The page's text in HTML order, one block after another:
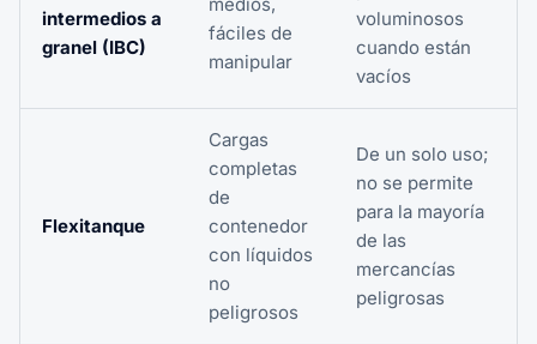
intermedios a
granel (IBC)
fáciles de
manipular
voluminosos
cuando están
vacíos
Flexitanque
Cargas
completas
de
contenedor
con líquidos
no
peligrosos
De un solo uso;
no se permite
para la mayoría
de las
mercancías
peligrosas